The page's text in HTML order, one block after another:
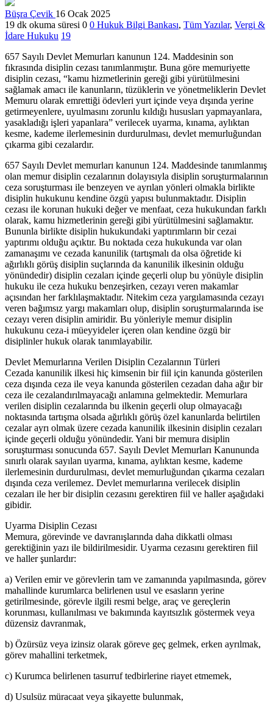
Büşra Çevik 16 Ocak 2025
19 dk okuma süresi 0 0 Hukuk Bilgi Bankası, Tüm Yazılar, Vergi &
İdare Hukuku 19
657 Sayılı Devlet Memurları kanunun 124. Maddesinin son
fıkrasında disiplin cezası tanımlanmıştır. Buna göre memuriyette
disiplin cezası, “kamu hizmetlerinin gereği gibi yürütülmesini
sağlamak amacı ile kanunların, tüzüklerin ve yönetmeliklerin Devlet
Memuru olarak emrettiği ödevleri yurt içinde veya dışında yerine
getirmeyenlere, uyulmasını zorunlu kıldığı hususları yapmayanlara,
yasakladığı işleri yapanlara” verilecek uyarma, kınama, aylıktan
kesme, kademe ilerlemesinin durdurulması, devlet memurluğundan
çıkarma gibi cezalardır.
657 Sayılı Devlet memurları kanunun 124. Maddesinde tanımlanmış
olan memur disiplin cezalarının dolayısıyla disiplin soruşturmalarının
ceza soruşturması ile benzeyen ve ayrılan yönleri olmakla birlikte
disiplin hukukunu kendine özgü yapısı bulunmaktadır. Disiplin
cezası ile korunan hukuki değer ve menfaat, ceza hukukundan farklı
olarak, kamu hizmetlerinin gereği gibi yürütülmesini sağlamaktır.
Bununla birlikte disiplin hukukundaki yaptırımların bir cezai
yaptırımı olduğu açıktır. Bu noktada ceza hukukunda var olan
zamanaşımı ve cezada kanunilik (tartışmalı da olsa öğretide ki
ağırlıklı görüş disiplin suçlarında da kanunilik ilkesinin olduğu
yönündedir) disiplin cezaları içinde geçerli olup bu yönüyle disiplin
hukuku ile ceza hukuku benzeşirken, cezayı veren makamlar
açısından her farklılaşmaktadır. Nitekim ceza yargılamasında cezayı
veren bağımsız yargı makamları olup, disiplin soruşturmalarında ise
cezayı veren disiplin amiridir. Bu yönleriyle memur disiplin
hukukunu ceza-i müeyyideler içeren olan kendine özgü bir
disiplinler hukuk olarak tanımlayabilir.
Devlet Memurlarına Verilen Disiplin Cezalarının Türleri
Cezada kanunilik ilkesi hiç kimsenin bir fiil için kanunda gösterilen
ceza dışında ceza ile veya kanunda gösterilen cezadan daha ağır bir
ceza ile cezalandırılmayacağı anlamına gelmektedir. Memurlara
verilen disiplin cezalarında bu ilkenin geçerli olup olmayacağı
noktasında tartışma olsada ağırlıklı görüş özel kanunlarda belirtilen
cezalar ayrı olmak üzere cezada kanunilik ilkesinin disiplin cezaları
içinde geçerli olduğu yönündedir. Yani bir memura disiplin
soruşturması sonucunda 657. Sayılı Devlet Memurları Kanununda
sınırlı olarak sayılan uyarma, kınama, aylıktan kesme, kademe
ilerlemesinin durdurulması, devlet memurluğundan çıkarma cezaları
dışında ceza verilemez. Devlet memurlarına verilecek disiplin
cezaları ile her bir disiplin cezasını gerektiren fiil ve haller aşağıdaki
gibidir.
Uyarma Disiplin Cezası
Memura, görevinde ve davranışlarında daha dikkatli olması
gerektiğinin yazı ile bildirilmesidir. Uyarma cezasını gerektiren fiil
ve haller şunlardır:
a) Verilen emir ve görevlerin tam ve zamanında yapılmasında, görev
mahallinde kurumlarca belirlenen usul ve esasların yerine
getirilmesinde, görevle ilgili resmi belge, araç ve gereçlerin
korunması, kullanılması ve bakımında kayıtsızlık göstermek veya
düzensiz davranmak,
b) Özürsüz veya izinsiz olarak göreve geç gelmek, erken ayrılmak,
görev mahallini terketmek,
c) Kurumca belirlenen tasurruf tedbirlerine riayet etmemek,
d) Usulsüz müracaat veya şikayette bulunmak,